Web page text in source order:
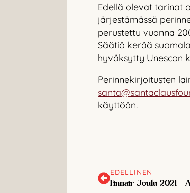
Edellä olevat tarinat
järjestämässä
perustettu vuonna
Säätiö kerää
hyväksytty Unescon
Perinnekirjoitusten
käyttöön.
EDELLINEN
Finnair Joulu 2021 –